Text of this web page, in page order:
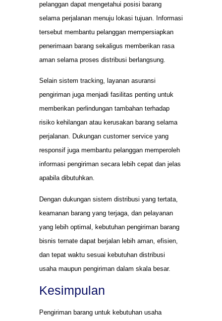
pelanggan dapat mengetahui posisi barang
selama perjalanan menuju lokasi tujuan. Informasi
tersebut membantu pelanggan mempersiapkan
penerimaan barang sekaligus memberikan rasa
aman selama proses distribusi berlangsung.
Selain sistem tracking, layanan asuransi
pengiriman juga menjadi fasilitas penting untuk
memberikan perlindungan tambahan terhadap
risiko kehilangan atau kerusakan barang selama
perjalanan. Dukungan customer service yang
responsif juga membantu pelanggan memperoleh
informasi pengiriman secara lebih cepat dan jelas
apabila dibutuhkan.
Dengan dukungan sistem distribusi yang tertata,
keamanan barang yang terjaga, dan pelayanan
yang lebih optimal, kebutuhan pengiriman barang
bisnis ternate dapat berjalan lebih aman, efisien,
dan tepat waktu sesuai kebutuhan distribusi
usaha maupun pengiriman dalam skala besar.
Kesimpulan
Pengiriman barang untuk kebutuhan usaha